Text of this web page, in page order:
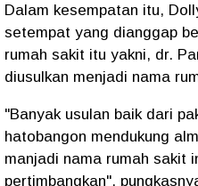
Dalam kesempatan itu,
setempat yang dianggap
rumah sakit itu yakni, dr.
diusulkan menjadi nama
"Banyak usulan baik dari
hatobangon mendukung
manjadi nama rumah sakit
pertimbangkan",